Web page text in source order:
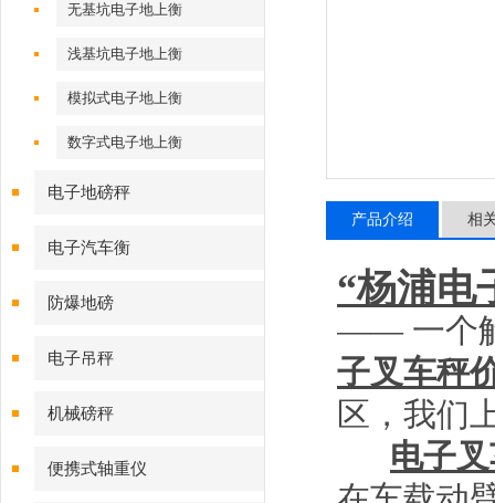
无基坑电子地上衡
浅基坑电子地上衡
模拟式电子地上衡
数字式电子地上衡
电子地磅秤
电子汽车衡
防爆地磅
电子吊秤
机械磅秤
便携式轴重仪
产品介绍 相
“杨浦电
—— 一个
子叉车秤
区，我们
电子